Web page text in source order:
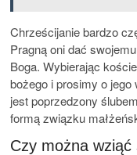
Chrześcijanie bardzo
Pragną oni dać
Boga. Wybierając
bożego i prosimy o
jest poprzedzony
formą związku
Czy można